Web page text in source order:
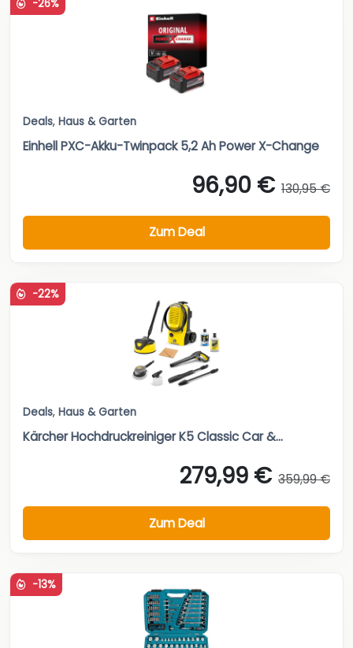
-26%
Deals, Haus & Garten
Einhell PXC-Akku-Twinpack 5,2 Ah Power X-Change
96,90 € 130,95 €
Zum Deal
-22%
Deals, Haus & Garten
Kärcher Hochdruckreiniger K5 Classic Car &...
279,99 € 359,99 €
Zum Deal
-13%